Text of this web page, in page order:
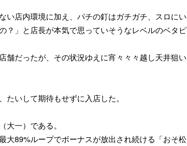
い店内環境に加え、パチの釘はガチガチ、スロにい
」と店長が本気で思っていそうなレベルのベタピ
舗だったが、その状況ゆえに宵々々々越し天井狙い
いして期待もせずに入店した。
大一）である。
大89%ループでボーナスが放出され続ける「おそ松